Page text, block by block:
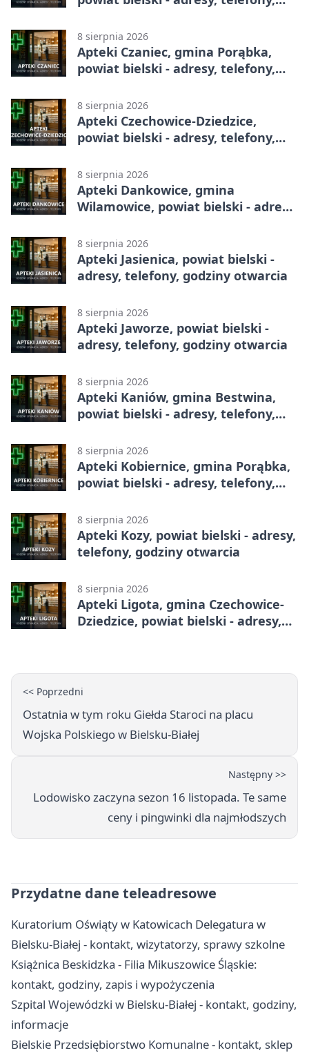
8 sierpnia 2026
Apteki Czaniec, gmina Porąbka,
powiat bielski - adresy, telefony,
8 sierpnia 2026
Apteki Czechowice-Dziedzice,
powiat bielski - adresy, telefony,
8 sierpnia 2026
Apteki Dankowice, gmina
Wilamowice, powiat bielski - adresy,
8 sierpnia 2026
Apteki Jasienica, powiat bielski -
adresy, telefony, godziny otwarcia
8 sierpnia 2026
Apteki Jaworze, powiat bielski -
adresy, telefony, godziny otwarcia
8 sierpnia 2026
Apteki Kaniów, gmina Bestwina,
powiat bielski - adresy, telefony,
8 sierpnia 2026
Apteki Kobiernice, gmina Porąbka,
powiat bielski - adresy, telefony,
8 sierpnia 2026
Apteki Kozy, powiat bielski - adresy,
telefony, godziny otwarcia
8 sierpnia 2026
Apteki Ligota, gmina Czechowice-
Dziedzice, powiat bielski - adresy,
<< Poprzedni
Ostatnia w tym roku Giełda Staroci na placu
Wojska Polskiego w Bielsku‑Białej
Następny >>
Lodowisko zaczyna sezon 16 listopada. Te same
ceny i pingwinki dla najmłodszych
Przydatne dane teleadresowe
Kuratorium Oświąty w Katowicach Delegatura w
Bielsku-Białej - kontakt, wizytatorzy, sprawy szkolne
Książnica Beskidzka - Filia Mikuszowice Śląskie:
kontakt, godziny, zapis i wypożyczenia
Szpital Wojewódzki w Bielsku-Białej - kontakt, godziny,
informacje
Bielskie Przedsiębiorstwo Komunalne - kontakt, sklep